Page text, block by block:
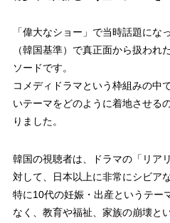
「偉大なショー」で当時話題にな
（韓国基準）で真正面から扱われ
ソードです。
コメディドラマという枠組みの中
いテーマをどのように着地させる
りました。
韓国の視聴者は、ドラマの「リア
対して、日本以上に非常にシビア
特に10代の妊娠・出産というテー
なく、教育や福祉、家族の崩壊と